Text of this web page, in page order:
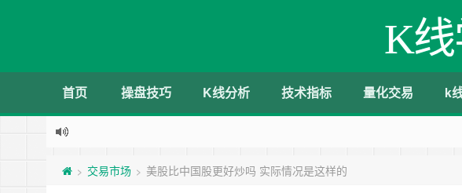
K
首页 操盘技巧 K线分析 技术指标 量化交易 k
> 交易市场 > 美股比中国股更好炒吗 实际情况是这样的